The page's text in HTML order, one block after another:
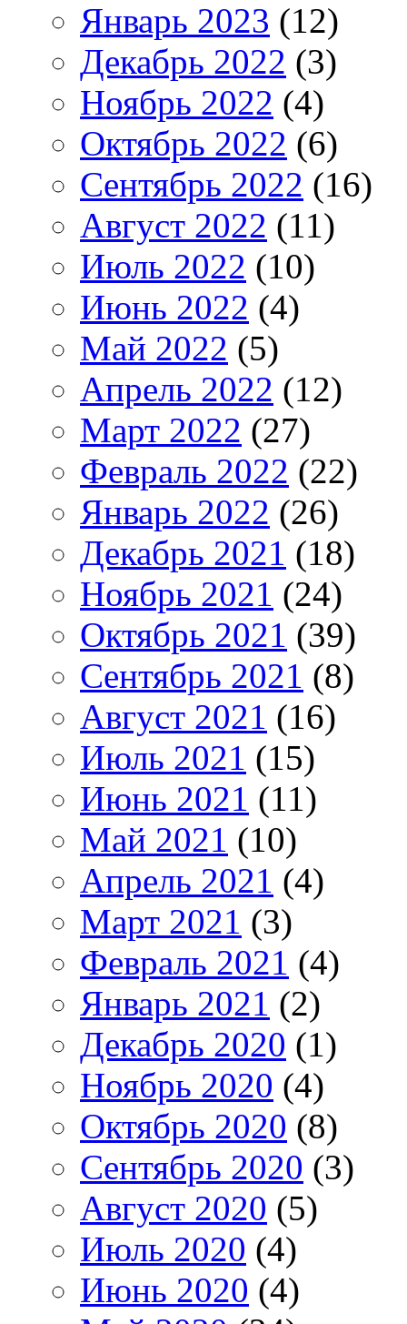
Январь 2023 (12)
Декабрь 2022 (3)
Ноябрь 2022 (4)
Октябрь 2022 (6)
Сентябрь 2022 (16)
Август 2022 (11)
Июль 2022 (10)
Июнь 2022 (4)
Май 2022 (5)
Апрель 2022 (12)
Март 2022 (27)
Февраль 2022 (22)
Январь 2022 (26)
Декабрь 2021 (18)
Ноябрь 2021 (24)
Октябрь 2021 (39)
Сентябрь 2021 (8)
Август 2021 (16)
Июль 2021 (15)
Июнь 2021 (11)
Май 2021 (10)
Апрель 2021 (4)
Март 2021 (3)
Февраль 2021 (4)
Январь 2021 (2)
Декабрь 2020 (1)
Ноябрь 2020 (4)
Октябрь 2020 (8)
Сентябрь 2020 (3)
Август 2020 (5)
Июль 2020 (4)
Июнь 2020 (4)